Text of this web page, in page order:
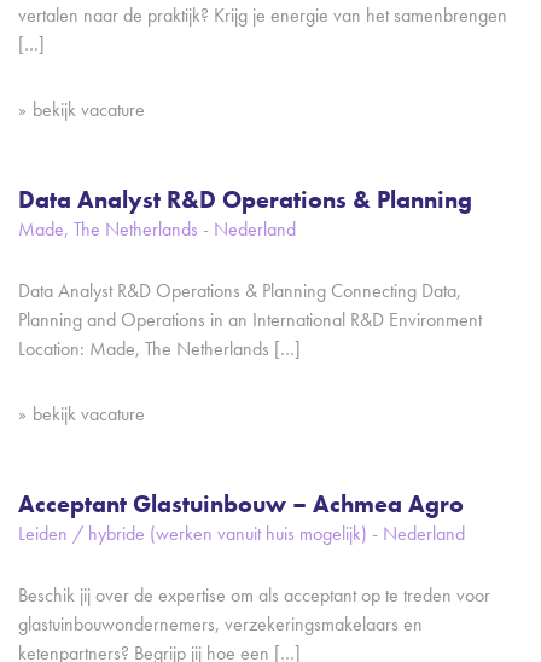
vertalen naar de praktijk? Krijg je energie van het samenbrengen
[…]
bekijk vacature
Data Analyst R&D Operations & Planning
Made, The Netherlands - Nederland
Data Analyst R&D Operations & Planning Connecting Data,
Planning and Operations in an International R&D Environment
Location: Made, The Netherlands […]
bekijk vacature
Acceptant Glastuinbouw – Achmea Agro
Leiden / hybride (werken vanuit huis mogelijk) - Nederland
Beschik jij over de expertise om als acceptant op te treden voor
glastuinbouwondernemers, verzekeringsmakelaars en
ketenpartners? Begrijp jij hoe een […]